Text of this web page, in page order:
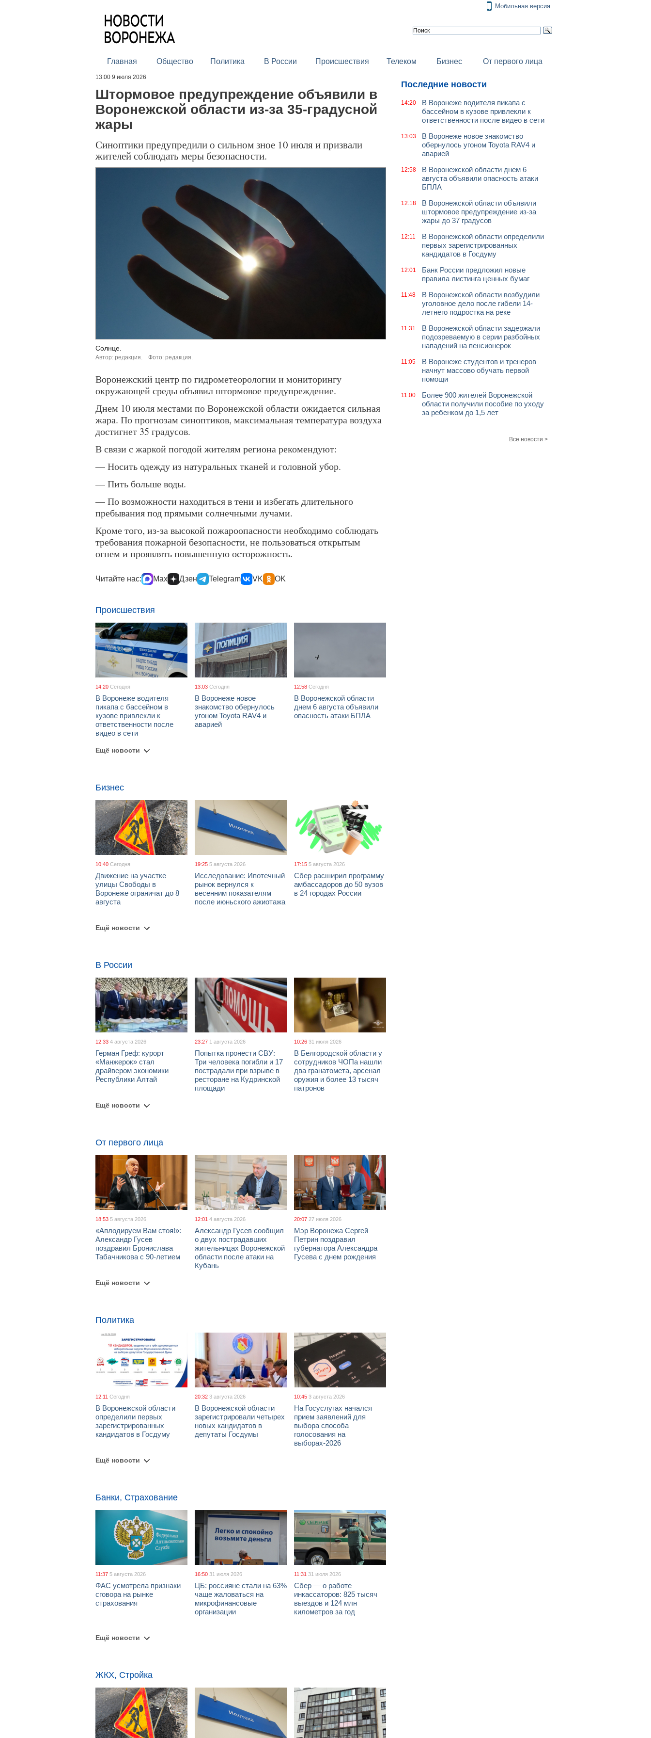
Мобильная версия
Главная Общество Политика В России Происшествия Телеком Бизнес От первого лица
13:00 9 июля 2026
Штормовое предупреждение объявили в
Воронежской области из-за 35-градусной
жары
Синоптики предупредили о сильном зное 10 июля и призвали
жителей соблюдать меры безопасности.
Солнце.
Автор: редакция. Фото: редакция.
Воронежский центр по гидрометеорологии и мониторингу
окружающей среды объявил штормовое предупреждение.
Днем 10 июля местами по Воронежской области ожидается сильная
жара. По прогнозам синоптиков, максимальная температура воздуха
достигнет 35 градусов.
В связи с жаркой погодой жителям региона рекомендуют:
— Носить одежду из натуральных тканей и головной убор.
— Пить больше воды.
— По возможности находиться в тени и избегать длительного
пребывания под прямыми солнечными лучами.
Кроме того, из-за высокой пожароопасности необходимо соблюдать
требования пожарной безопасности, не пользоваться открытым
огнем и проявлять повышенную осторожность.
Читайте нас: Max Дзен Telegram VK OK
Происшествия
14:20 Сегодня
В Воронеже водителя
пикапа с бассейном в
кузове привлекли к
ответственности после
видео в сети
13:03 Сегодня
В Воронеже новое
знакомство обернулось
угоном Toyota RAV4 и
аварией
12:58 Сегодня
В Воронежской области
днем 6 августа объявили
опасность атаки БПЛА
Ещё новости
Бизнес
10:40 Сегодня
Движение на участке
улицы Свободы в
Воронеже ограничат до 8
августа
19:25 5 августа 2026
Исследование: Ипотечный
рынок вернулся к
весенним показателям
после июньского ажиотажа
17:15 5 августа 2026
Сбер расширил программу
амбассадоров до 50 вузов
в 24 городах России
Ещё новости
В России
12:33 4 августа 2026
Герман Греф: курорт
«Манжерок» стал
драйвером экономики
Республики Алтай
23:27 1 августа 2026
Попытка пронести СВУ:
Три человека погибли и 17
пострадали при взрыве в
ресторане на Кудринской
площади
10:26 31 июля 2026
В Белгородской области у
сотрудников ЧОПа нашли
два гранатомета, арсенал
оружия и более 13 тысяч
патронов
Ещё новости
От первого лица
18:53 5 августа 2026
«Аплодируем Вам стоя!»:
Александр Гусев
поздравил Бронислава
Табачникова с 90-летием
12:01 4 августа 2026
Александр Гусев сообщил
о двух пострадавших
жительницах Воронежской
области после атаки на
Кубань
20:07 27 июля 2026
Мэр Воронежа Сергей
Петрин поздравил
губернатора Александра
Гусева с днем рождения
Ещё новости
Политика
12:11 Сегодня
В Воронежской области
определили первых
зарегистрированных
кандидатов в Госдуму
20:32 3 августа 2026
В Воронежской области
зарегистрировали четырех
новых кандидатов в
депутаты Госдумы
10:45 3 августа 2026
На Госуслугах начался
прием заявлений для
выбора способа
голосования на
выборах-2026
Ещё новости
Банки, Страхование
11:37 5 августа 2026
ФАС усмотрела признаки
сговора на рынке
страхования
16:50 31 июля 2026
ЦБ: россияне стали на 63%
чаще жаловаться на
микрофинансовые
организации
11:31 31 июля 2026
Сбер — о работе
инкассаторов: 825 тысяч
выездов и 124 млн
километров за год
Ещё новости
ЖКХ, Стройка
Последние новости
14:20
В Воронеже водителя пикапа с
бассейном в кузове привлекли к
ответственности после видео в сети
13:03
В Воронеже новое знакомство
обернулось угоном Toyota RAV4 и
аварией
12:58
В Воронежской области днем 6
августа объявили опасность атаки
БПЛА
12:18
В Воронежской области объявили
штормовое предупреждение из-за
жары до 37 градусов
12:11
В Воронежской области определили
первых зарегистрированных
кандидатов в Госдуму
12:01
Банк России предложил новые
правила листинга ценных бумаг
11:48
В Воронежской области возбудили
уголовное дело после гибели 14-
летнего подростка на реке
11:31
В Воронежской области задержали
подозреваемую в серии разбойных
нападений на пенсионерок
11:05
В Воронеже студентов и тренеров
начнут массово обучать первой
помощи
11:00
Более 900 жителей Воронежской
области получили пособие по уходу
за ребенком до 1,5 лет
Все новости >